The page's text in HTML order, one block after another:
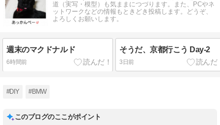
道（実写・模型）も気ままにつづります。また、PCやネ
ットワークなどの情報もときどき投稿します。どうぞ、
よろしくお願いします。
週末のマクドナルド
6時間前
そうだ、京都行こう Day-2
3日前
#DIY #BMW
このブログのここがポイント